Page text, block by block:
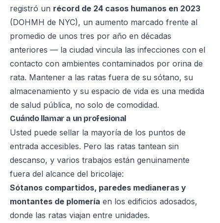
registró un récord de 24 casos humanos en 2023
(DOHMH de NYC), un aumento marcado frente al
promedio de unos tres por año en décadas
anteriores — la ciudad vincula las infecciones con el
contacto con ambientes contaminados por orina de
rata. Mantener a las ratas fuera de su sótano, su
almacenamiento y su espacio de vida es una medida
de salud pública, no solo de comodidad.
Cuándo llamar a un profesional
Usted puede sellar la mayoría de los puntos de
entrada accesibles. Pero las ratas tantean sin
descanso, y varios trabajos están genuinamente
fuera del alcance del bricolaje:
Sótanos compartidos, paredes medianeras y
montantes de plomería en los edificios adosados,
donde las ratas viajan entre unidades.